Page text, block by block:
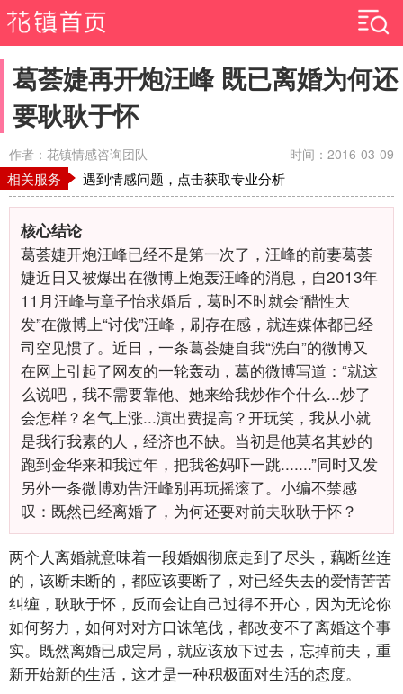
葛荟婕再开炮汪峰 既已离婚为何还
要耿耿于怀
作者：花镇情感咨询团队 时间：2016-03-09
相关服务 遇到情感问题，点击获取专业分析
核心结论
葛荟婕开炮汪峰已经不是第一次了，汪峰的前妻葛荟
婕近日又被爆出在微博上炮轰汪峰的消息，自2013年
11月汪峰与章子怡求婚后，葛时不时就会“醋性大
发”在微博上“讨伐”汪峰，刷存在感，就连媒体都已经
司空见惯了。近日，一条葛荟婕自我“洗白”的微博又
在网上引起了网友的一轮轰动，葛的微博写道：“就这
么说吧，我不需要靠他、她来给我炒作个什么...炒了
会怎样？名气上涨...演出费提高？开玩笑，我从小就
是我行我素的人，经济也不缺。当初是他莫名其妙的
跑到金华来和我过年，把我爸妈吓一跳.......”同时又发
另外一条微博劝告汪峰别再玩摇滚了。小编不禁感
叹：既然已经离婚了，为何还要对前夫耿耿于怀？
两个人离婚就意味着一段婚姻彻底走到了尽头，藕断丝连
的，该断未断的，都应该要断了，对已经失去的爱情苦苦
纠缠，耿耿于怀，反而会让自己过得不开心，因为无论你
如何努力，如何对对方口诛笔伐，都改变不了离婚这个事
实。既然离婚已成定局，就应该放下过去，忘掉前夫，重
新开始新的生活，这才是一种积极面对生活的态度。